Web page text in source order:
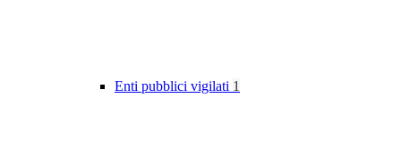
Enti pubblici vigilati 1